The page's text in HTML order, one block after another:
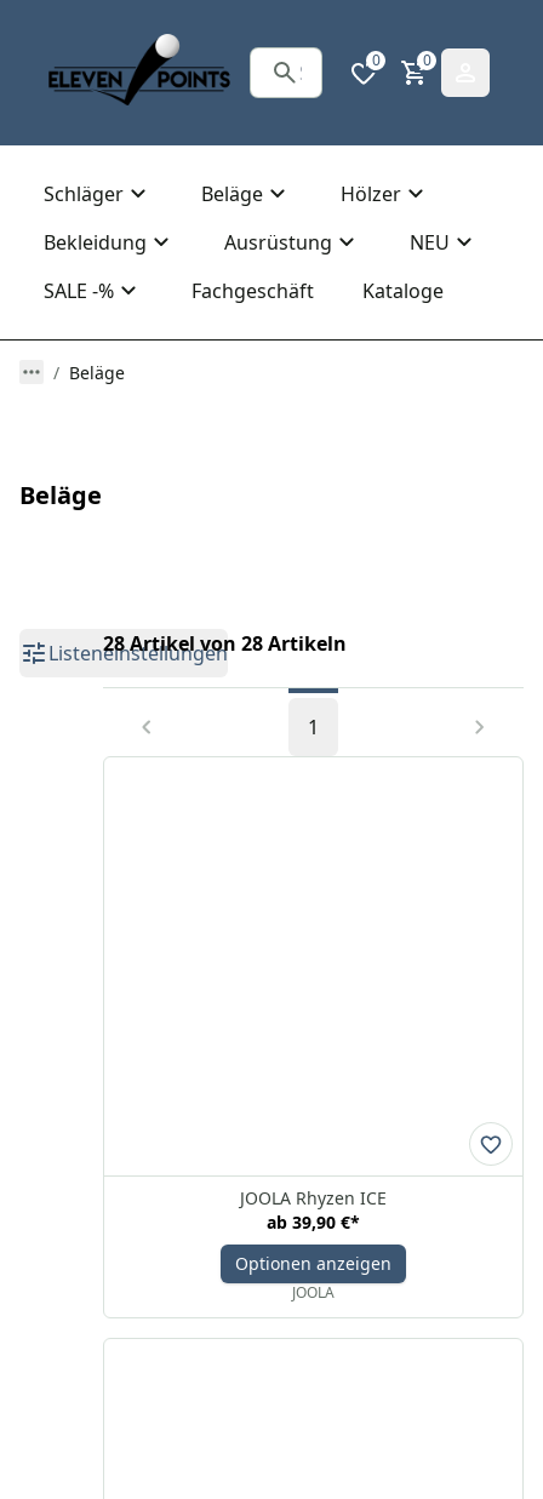
0 0
Schläger Beläge
Hölzer
Bekleidung
Ausrüstung
NEU
SALE -%
Fachgeschäft Kataloge
Beläge
Beläge
Listeneinstellungen
28 Artikel von 28 Artikeln
1
JOOLA Rhyzen ICE
ab 39,90 €*
Optionen anzeigen
JOOLA